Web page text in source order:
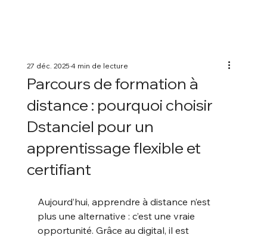
Parcours de formation à
distance : pourquoi choisir
Dstanciel pour un
apprentissage flexible et
certifiant
27 déc. 20254 min de lecture
Aujourd’hui, apprendre à distance n’est
plus une alternative : c’est une vraie
opportunité. Grâce au digital, il est